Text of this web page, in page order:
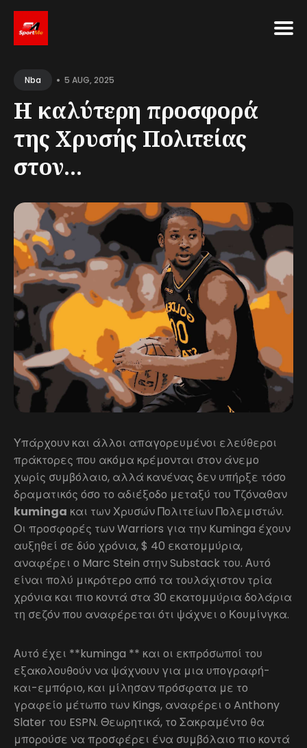
forNba • 5 AUG, 2025
Η καλύτερη προσφορά
της Χρυσής Πολιτείας
στον...
Υπάρχουν και άλλοι απαγορευμένοι ελεύθεροι
πράκτορες που ακόμα κρέμονται στον άνεμο
χωρίς συμβόλαιο, αλλά κανένας δεν υπήρξε τόσο
δραματικός όσο το αδιέξοδο μεταξύ του Τζόναθαν
kuminga και των Χρυσών Πολιτείων Πολεμιστών.
Οι προσφορές των Warriors για την Kuminga έχουν
αυξηθεί σε δύο χρόνια, $ 40 εκατομμύρια,
αναφέρει ο Marc Stein στην Substack του. Αυτό
είναι πολύ μικρότερο από τα τουλάχιστον τρία
χρόνια και πιο κοντά στα 30 εκατομμύρια δολάρια
τη σεζόν που αναφέρεται ότι ψάχνει ο Κουμίνγκα.
Αυτό έχει **kuminga ** και οι εκπρόσωποί του
εξακολουθούν να ψάχνουν για μια υπογραφή-
και-εμπόριο, και μίλησαν πρόσφατα με το
γραφείο μέτωπο των Kings, αναφέρει ο Anthony
Slater του ESPN. Θεωρητικά, το Σακραμέντο θα
μπορούσε να προσφέρει ένα συμβόλαιο πιο κοντά